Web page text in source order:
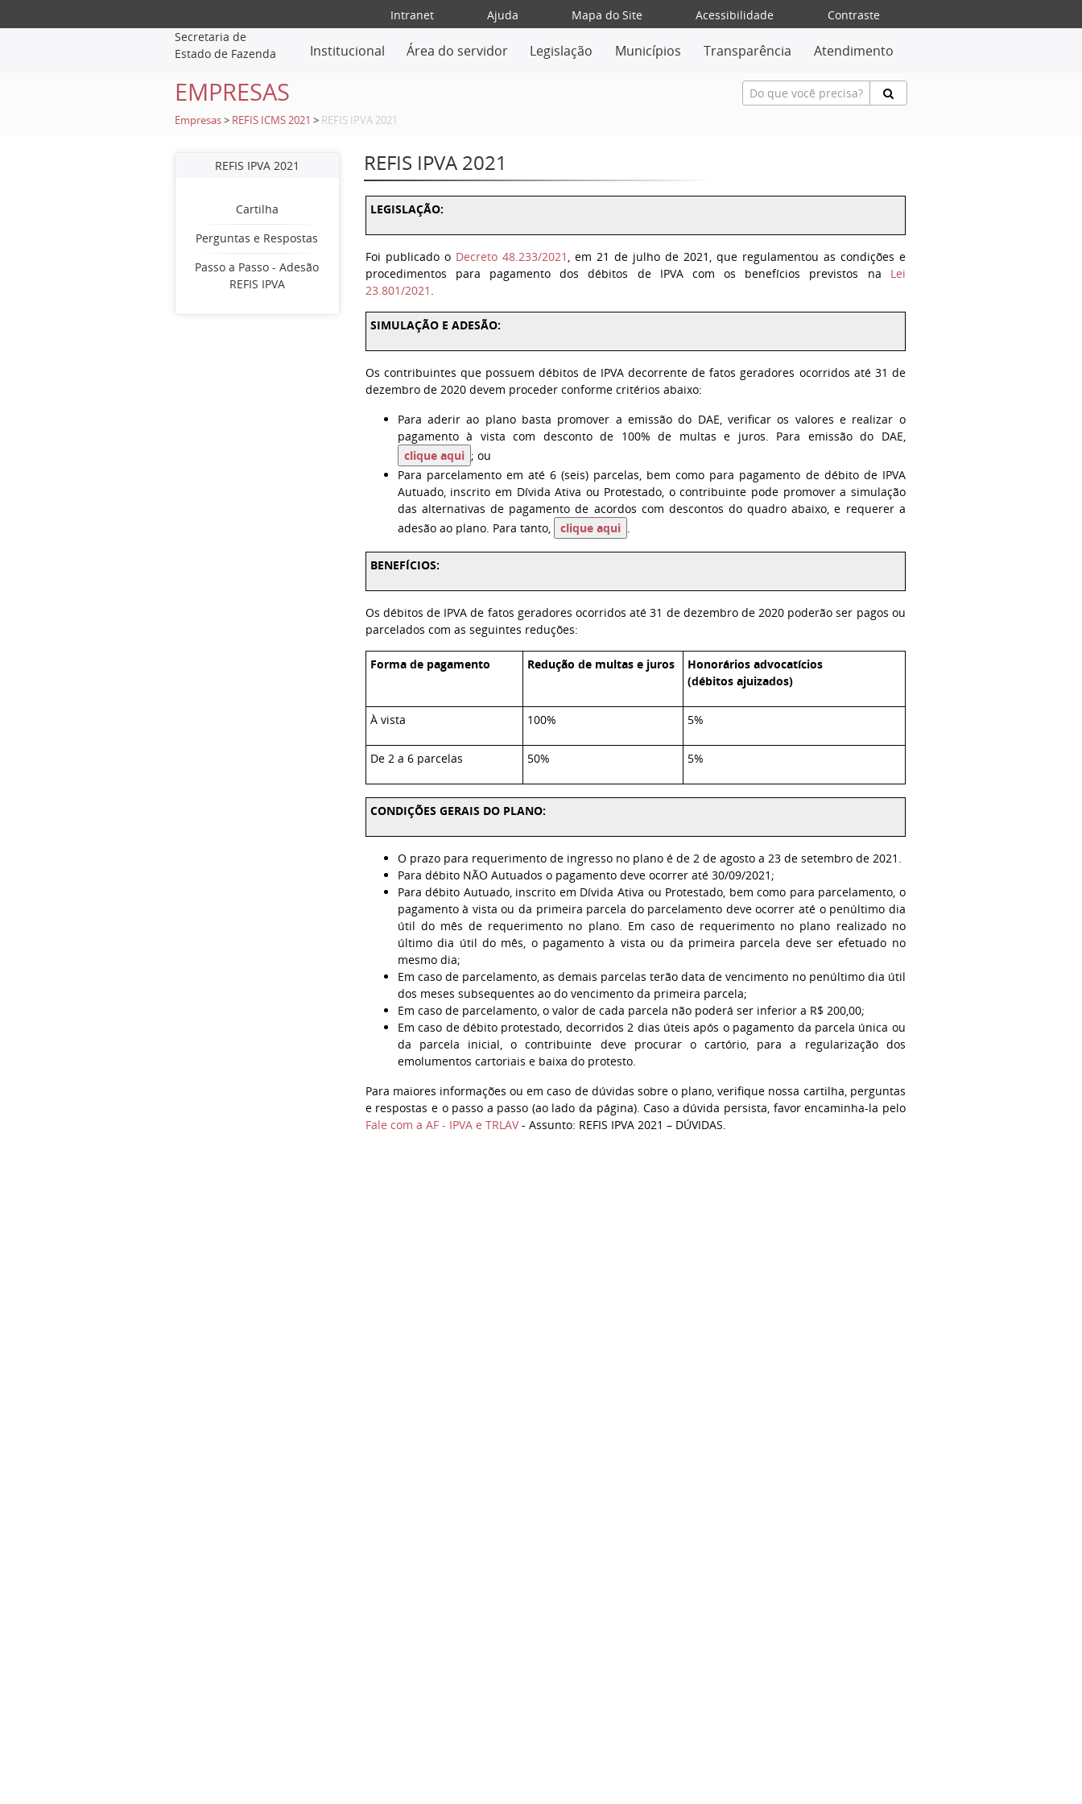
Intranet Ajuda Mapa do Site Acessibilidade
Contraste
Secretaria de
Estado de Fazenda
Institucional Área do servidor Legislação Municípios Transparência Atendimento
EMPRESAS
Empresas > REFIS ICMS 2021 > REFIS IPVA 2021
REFIS IPVA 2021
Cartilha
Perguntas e Respostas
Passo a Passo - Adesão
REFIS IPVA
REFIS IPVA 2021
LEGISLAÇÃO:
Foi publicado o Decreto 48.233/2021 , em 21 de julho de 2021, que regulamentou as condições e
procedimentos para pagamento dos débitos de IPVA com os benefícios previstos na Lei
23.801/2021 .
SIMULAÇÃO E ADESÃO:
Os contribuintes que possuem débitos de IPVA decorrente de fatos geradores ocorridos até 31 de
dezembro de 2020 devem proceder conforme critérios abaixo:
Para aderir ao plano basta promover a emissão do DAE, verificar os valores e realizar o
pagamento à vista com desconto de 100% de multas e juros. Para emissão do DAE,
clique aqui ; ou
Para parcelamento em até 6 (seis) parcelas, bem como para pagamento de débito de IPVA
Autuado, inscrito em Dívida Ativa ou Protestado, o contribuinte pode promover a simulação
das alternativas de pagamento de acordos com descontos do quadro abaixo, e requerer a
adesão ao plano. Para tanto,
clique aqui .
BENEFÍCIOS:
Os débitos de IPVA de fatos geradores ocorridos até 31 de dezembro de 2020 poderão ser pagos ou
parcelados com as seguintes reduções:
Forma de pagamento Redução de multas e juros
Honorários advocatícios
(débitos ajuizados)
À vista 100% 5%
De 2 a 6 parcelas 50% 5%
CONDIÇÕES GERAIS DO PLANO:
O prazo para requerimento de ingresso no plano é de 2 de agosto a 23 de setembro de 2021.
Para débito NÃO Autuados o pagamento deve ocorrer até 30/09/2021;
Para débito Autuado, inscrito em Dívida Ativa ou Protestado, bem como para parcelamento, o
pagamento à vista ou da primeira parcela do parcelamento deve ocorrer até o penúltimo dia
útil do mês de requerimento no plano. Em caso de requerimento no plano realizado no
último dia útil do mês, o pagamento à vista ou da primeira parcela deve ser efetuado no
mesmo dia;
Em caso de parcelamento, as demais parcelas terão data de vencimento no penúltimo dia útil
dos meses subsequentes ao do vencimento da primeira parcela;
Em caso de parcelamento, o valor de cada parcela não poderá ser inferior a R$ 200,00;
Em caso de débito protestado, decorridos 2 dias úteis após o pagamento da parcela única ou
da parcela inicial, o contribuinte deve procurar o cartório, para a regularização dos
emolumentos cartoriais e baixa do protesto.
Para maiores informações ou em caso de dúvidas sobre o plano, verifique nossa cartilha, perguntas
e respostas e o passo a passo (ao lado da página). Caso a dúvida persista, favor encaminha-la pelo
Fale com a AF - IPVA e TRLAV- Assunto: REFIS IPVA 2021 – DÚVIDAS.